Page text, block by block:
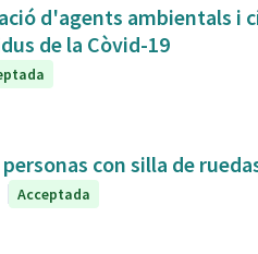
d'agents ambientals i
contaminació derivada dels residus de la Còvid-19
con silla de
Acceptada